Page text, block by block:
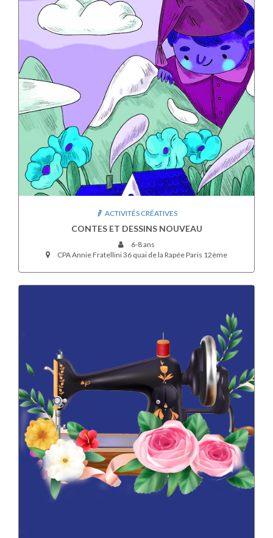
ACTIVITÉS CRÉATIVES
CONTES ET DESSINS NOUVEAU
6-8 ans
CPA Annie Fratellini 36 quai de la Rapée Paris 12ème